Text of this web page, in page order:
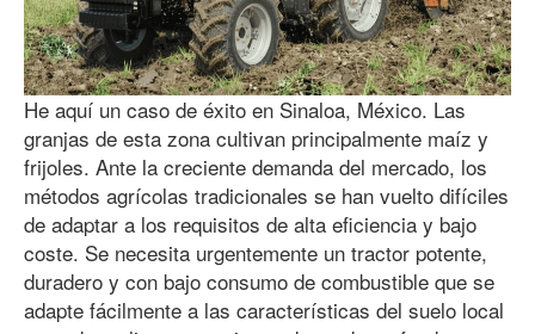
He aquí un caso de éxito en Sinaloa, México. Las
granjas de esta zona cultivan principalmente maíz y
frijoles. Ante la creciente demanda del mercado, los
métodos agrícolas tradicionales se han vuelto difíciles
de adaptar a los requisitos de alta eficiencia y bajo
coste. Se necesita urgentemente un tractor potente,
duradero y con bajo consumo de combustible que se
adapte fácilmente a las características del suelo local